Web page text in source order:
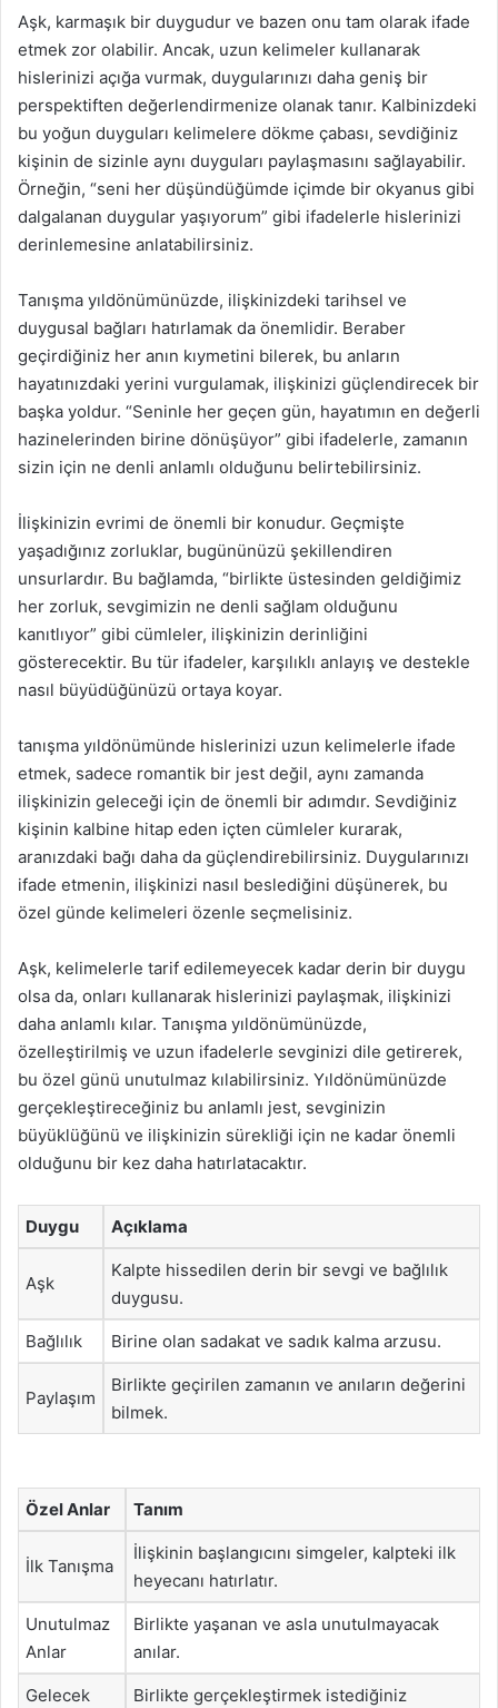
Aşk, karmaşık bir duygudur ve bazen onu tam olarak ifade
etmek zor olabilir. Ancak, uzun kelimeler kullanarak
hislerinizi açığa vurmak, duygularınızı daha geniş bir
perspektiften değerlendirmenize olanak tanır. Kalbinizdeki
bu yoğun duyguları kelimelere dökme çabası, sevdiğiniz
kişinin de sizinle aynı duyguları paylaşmasını sağlayabilir.
Örneğin, “seni her düşündüğümde içimde bir okyanus gibi
dalgalanan duygular yaşıyorum” gibi ifadelerle hislerinizi
derinlemesine anlatabilirsiniz.
Tanışma yıldönümünüzde, ilişkinizdeki tarihsel ve
duygusal bağları hatırlamak da önemlidir. Beraber
geçirdiğiniz her anın kıymetini bilerek, bu anların
hayatınızdaki yerini vurgulamak, ilişkinizi güçlendirecek bir
başka yoldur. “Seninle her geçen gün, hayatımın en değerli
hazinelerinden birine dönüşüyor” gibi ifadelerle, zamanın
sizin için ne denli anlamlı olduğunu belirtebilirsiniz.
İlişkinizin evrimi de önemli bir konudur. Geçmişte
yaşadığınız zorluklar, bugününüzü şekillendiren
unsurlardır. Bu bağlamda, “birlikte üstesinden geldiğimiz
her zorluk, sevgimizin ne denli sağlam olduğunu
kanıtlıyor” gibi cümleler, ilişkinizin derinliğini
gösterecektir. Bu tür ifadeler, karşılıklı anlayış ve destekle
nasıl büyüdüğünüzü ortaya koyar.
tanışma yıldönümünde hislerinizi uzun kelimelerle ifade
etmek, sadece romantik bir jest değil, aynı zamanda
ilişkinizin geleceği için de önemli bir adımdır. Sevdiğiniz
kişinin kalbine hitap eden içten cümleler kurarak,
aranızdaki bağı daha da güçlendirebilirsiniz. Duygularınızı
ifade etmenin, ilişkinizi nasıl beslediğini düşünerek, bu
özel günde kelimeleri özenle seçmelisiniz.
Aşk, kelimelerle tarif edilemeyecek kadar derin bir duygu
olsa da, onları kullanarak hislerinizi paylaşmak, ilişkinizi
daha anlamlı kılar. Tanışma yıldönümünüzde,
özelleştirilmiş ve uzun ifadelerle sevginizi dile getirerek,
bu özel günü unutulmaz kılabilirsiniz. Yıldönümünüzde
gerçekleştireceğiniz bu anlamlı jest, sevginizin
büyüklüğünü ve ilişkinizin sürekliği için ne kadar önemli
olduğunu bir kez daha hatırlatacaktır.
Duygu Açıklama
Aşk
Kalpte hissedilen derin bir sevgi ve bağlılık
duygusu.
Bağlılık Birine olan sadakat ve sadık kalma arzusu.
Paylaşım
Birlikte geçirilen zamanın ve anıların değerini
bilmek.
Özel Anlar Tanım
İlk Tanışma
İlişkinin başlangıcını simgeler, kalpteki ilk
heyecanı hatırlatır.
Unutulmaz
Anlar
Birlikte yaşanan ve asla unutulmayacak
anılar.
Gelecek
Birlikte gerçekleştirmek istediğiniz